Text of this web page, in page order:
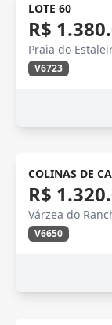
LOTE 60
R$
Praia do
V6723
COLINAS DE
R$
Várzea do
V6650